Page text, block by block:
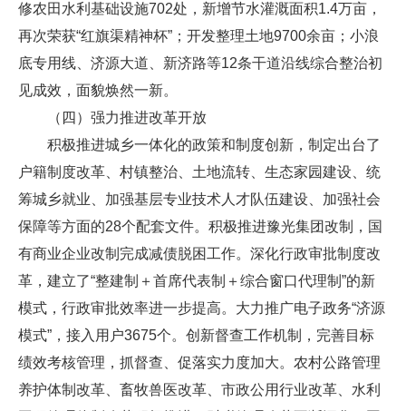
修农田水利基础设施702处，新增节水灌溉面积1.4万亩，
再次荣获“红旗渠精神杯”；开发整理土地9700余亩；小浪
底专用线、济源大道、新济路等12条干道沿线综合整治初
见成效，面貌焕然一新。
（四）强力推进改革开放
积极推进城乡一体化的政策和制度创新，制定出台了
户籍制度改革、村镇整治、土地流转、生态家园建设、统
筹城乡就业、加强基层专业技术人才队伍建设、加强社会
保障等方面的28个配套文件。积极推进豫光集团改制，国
有商业企业改制完成减债脱困工作。深化行政审批制度改
革，建立了“整建制＋首席代表制＋综合窗口代理制”的新
模式，行政审批效率进一步提高。大力推广电子政务“济源
模式”，接入用户3675个。创新督查工作机制，完善目标
绩效考核管理，抓督查、促落实力度加大。农村公路管理
养护体制改革、畜牧兽医改革、市政公用行业改革、水利